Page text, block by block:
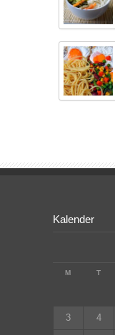
Kalender
M T
3 4